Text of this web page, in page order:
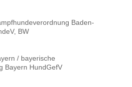
Baden-
BW
/ bayerische
Bayern HundGefV